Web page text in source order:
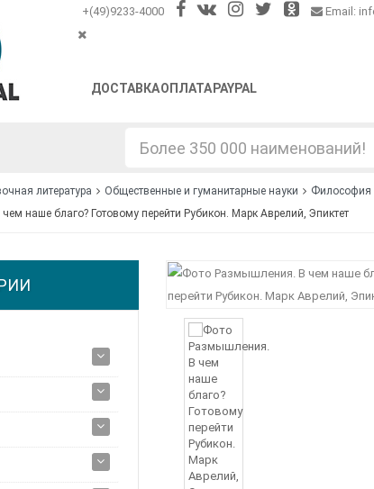
+(49)9233-4000 Email:
ДОСТАВКАОПЛАТА PAYPAL
литература Общественные и гуманитарные науки Философия
наше благо? Готовому перейти Рубикон. Марк Аврелий, Эпиктет